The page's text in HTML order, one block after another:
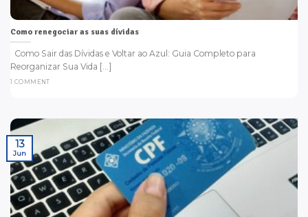
Como renegociar as suas dívidas
Como Sair das Dívidas e Voltar ao Azul: Guia Completo para
Reorganizar Sua Vida [...]
1 COMMENT
13
Jun